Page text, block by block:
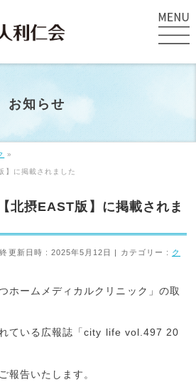
お知らせ
»
に掲載されました
摂EAST版】に掲載されま
更新日時 : 2025年5月12日 カテゴリー : ク
ホームメディカルクリニック」の取
ている広報誌「city life vol.497 20
報告いたします。